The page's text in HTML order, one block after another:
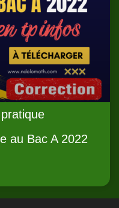
au Bac A 2022